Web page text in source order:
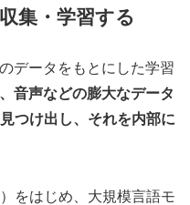
集・学習する
データをもとにした学習
音声などの膨大なデータ
つけ出し、それを内部に
をはじめ、大規模言語モ